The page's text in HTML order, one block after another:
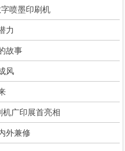
喷墨印刷机
力
故事
风
广印展首亮相
外兼修